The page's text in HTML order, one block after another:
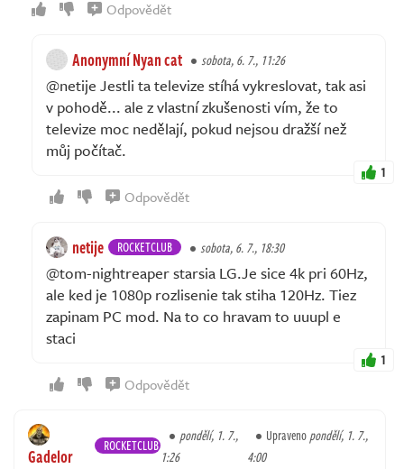
Odpovědět
Anonymní Nyan cat sobota, 6. 7., 11:26
@netije Jestli ta televize stíhá vykreslovat, tak asi
v pohodě... ale z vlastní zkušenosti vím, že to
televize moc nedělají, pokud nejsou dražší než
můj počítač.
1
Odpovědět
netije ROCKETCLUB sobota, 6. 7., 18:30
@tom-nightreaper starsia LG.Je sice 4k pri 60Hz,
ale ked je 1080p rozlisenie tak stiha 120Hz. Tiez
zapinam PC mod. Na to co hravam to uuupl e
staci
1
Odpovědět
Gadelor ROCKETCLUB
pondělí, 1. 7.,
1:26
Upravenopondělí, 1. 7.,
4:00